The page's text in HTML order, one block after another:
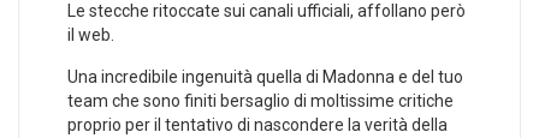
Le stecche ritoccate sui canali ufficiali, affollano però
il web.
Una incredibile ingenuità quella di Madonna e del tuo
team che sono finiti bersaglio di moltissime critiche
proprio per il tentativo di nascondere la verità della